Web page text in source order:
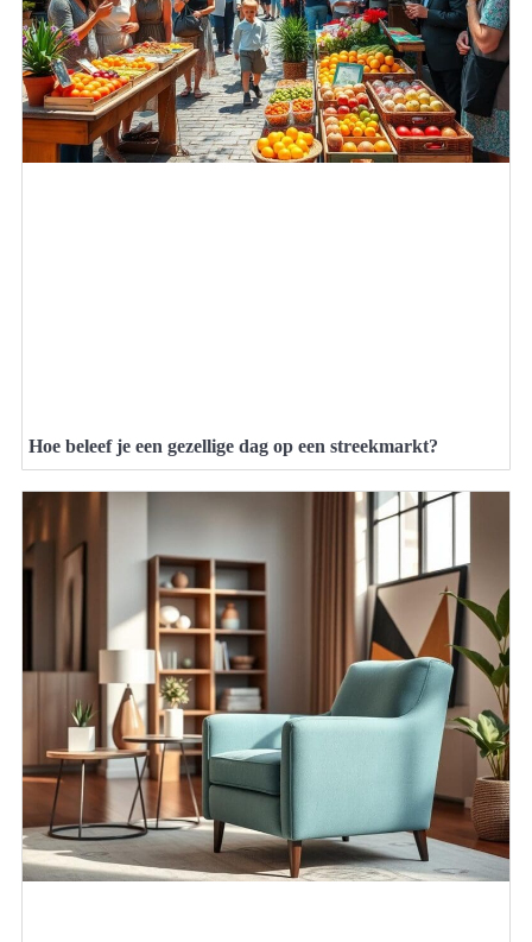
Hoe beleef je een gezellige dag op een streekmarkt?